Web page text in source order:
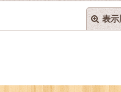
表